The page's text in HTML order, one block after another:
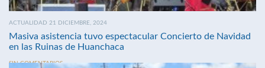
ACTUALIDAD 21 DICIEMBRE, 2024
Masiva asistencia tuvo espectacular Concierto de Navidad
en las Ruinas de Huanchaca
SIN COMENTARIOS